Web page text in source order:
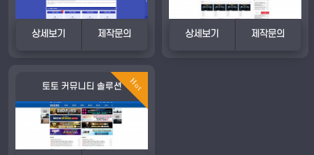
상세보기 제작문의 상세보기 제작문의
Hot
토토 커뮤니티 솔루션